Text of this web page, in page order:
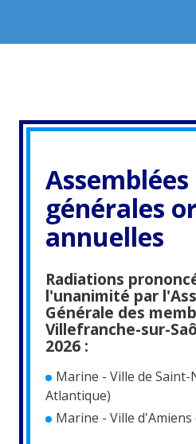
Assemblées
générales
annuelles
Radiations
l'unanimité par
Générale des
Villefranche-sur-
2026 :
Marine - Ville de
Atlantique)
Marine - Ville d'Amiens